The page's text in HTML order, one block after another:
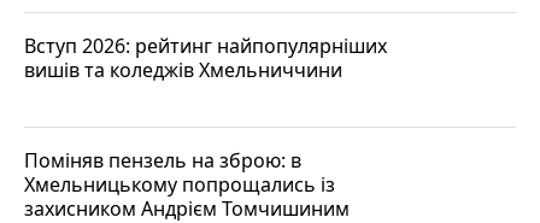
Вступ 2026: рейтинг найпопулярніших
вишів та коледжів Хмельниччини
Поміняв пензель на зброю: в
Хмельницькому попрощались із
захисником Андрієм Томчишиним